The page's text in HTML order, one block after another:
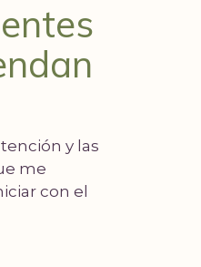
y las
me
con el